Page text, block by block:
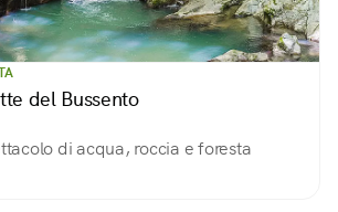
del Bussento
di acqua, roccia e foresta